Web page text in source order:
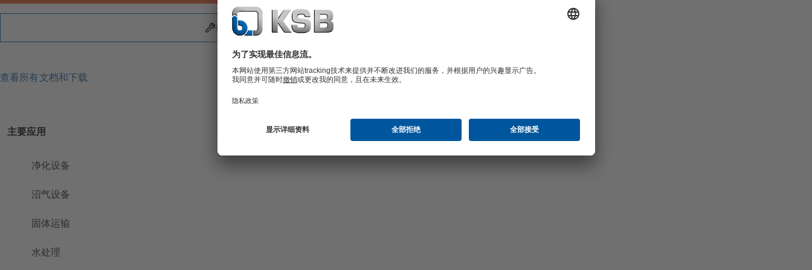
备件
查看所有文档和下载
主要应用
净化设备
沼气设备
固体运输
水处理